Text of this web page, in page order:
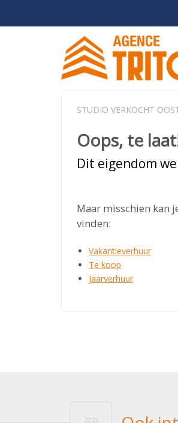
STUDIO VERKOCHT
Oops, te
Dit eigendom
Maar misschien kan
vinden:
Vakantieverhuur
Te koop
Jaarverhuur